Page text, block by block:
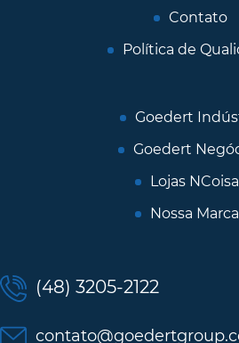
Contato
Política de
Goedert
Goedert
Lojas
Nossa
(48) 3205-2122